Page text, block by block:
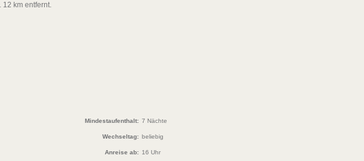
km entfernt.
Mindestaufenthalt: 7 Nächte
Wechseltag: beliebig
Anreise ab: 16 Uhr